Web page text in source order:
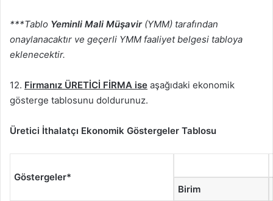
***Tablo Yeminli Mali Müşavir (YMM) tarafından
onaylanacaktır ve geçerli YMM faaliyet belgesi tabloya
eklenecektir.
12. Firmanız ÜRETİCİ FİRMA ise aşağıdaki ekonomik
gösterge tablosunu doldurunuz.
Üretici İthalatçı Ekonomik Göstergeler Tablosu
Göstergeler*
Birim